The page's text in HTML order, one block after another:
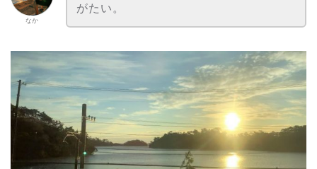
なか
がたい。